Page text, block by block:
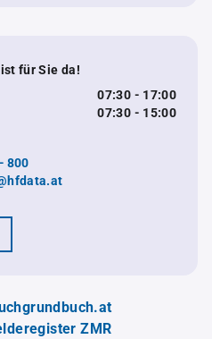
für Sie da!
07:30 - 17:00
07:30 - 15:00
800
ZMR